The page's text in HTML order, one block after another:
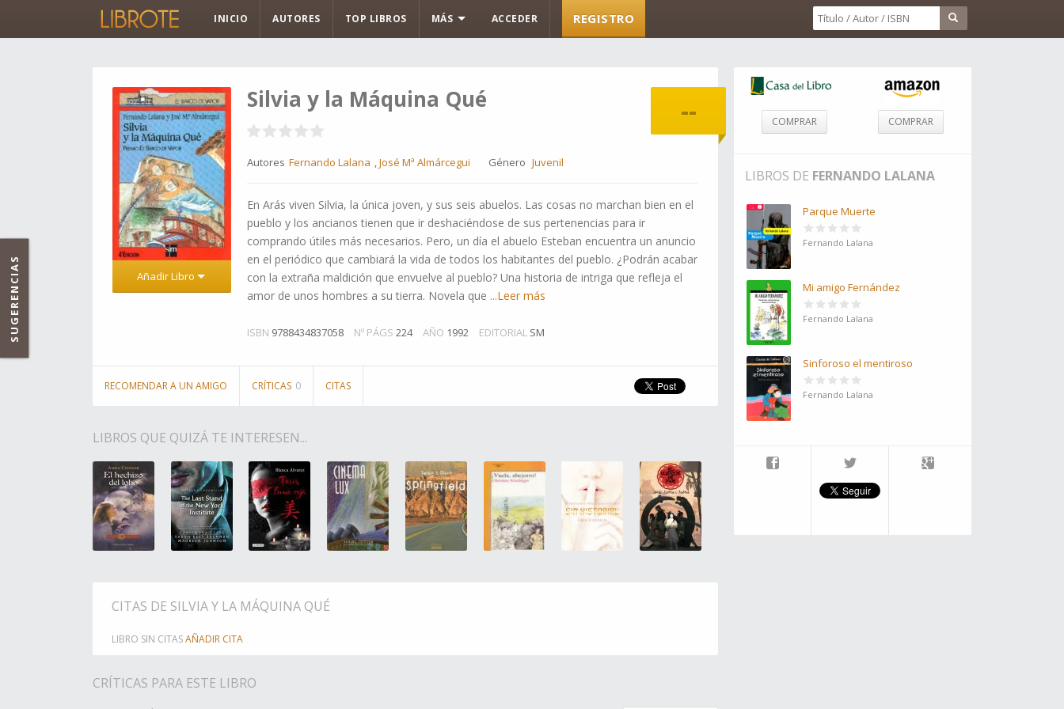
INICIO AUTORES TOP LIBROS MÁS ACCEDER REGISTRO
--
Añadir Libro
Silvia y la Máquina Qué
Autores Fernando Lalana ,José Mª Almárcegui Género Juvenil
En Arás viven Silvia, la única joven, y sus seis abuelos. Las cosas no marchan bien en el
pueblo y los ancianos tienen que ir deshaciéndose de sus pertenencias para ir
comprando útiles más necesarios. Pero, un día el abuelo Esteban encuentra un anuncio
en el periódico que cambiará la vida de todos los habitantes del pueblo. ¿Podrán acabar
con la extraña maldición que envuelve al pueblo? Una historia de intriga que refleja el
amor de unos hombres a su tierra. Novela que ...Leer más
ISBN 9788434837058 Nº PÁGS 224 AÑO 1992 EDITORIAL SM
RECOMENDAR A UN AMIGO CRÍTICAS 0 CITAS
LIBROS QUE QUIZÁ TE INTERESEN...
CITAS DE SILVIA Y LA MÁQUINA QUÉ
LIBRO SIN CITASAÑADIR CITA
CRÍTICAS PARA ESTE LIBRO
COMPRAR COMPRAR
LIBROS DE FERNANDO LALANA
Parque Muerte
Fernando Lalana
Mi amigo Fernández
Fernando Lalana
Sinforoso el mentiroso
Fernando Lalana
SUGERENCIAS